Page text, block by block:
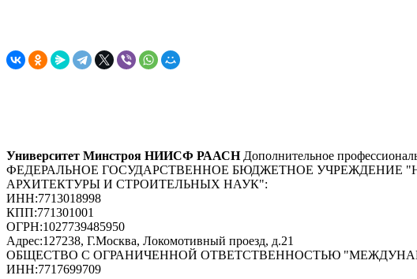
Университет Минстроя НИИСФ РААСН Дополнительное
ФЕДЕРАЛЬНОЕ ГОСУДАРСТВЕННОЕ БЮДЖЕТНОЕ
АРХИТЕКТУРЫ И СТРОИТЕЛЬНЫХ НАУК":
ИНН:7713018998
КПП:771301001
ОГРН:1027739485950
Адрес:127238, Г.Москва, Локомотивный проезд, д.21
ОБЩЕСТВО С ОГРАНИЧЕННОЙ ОТВЕТСТВЕННОСТЬЮ
ИНН:7717699709